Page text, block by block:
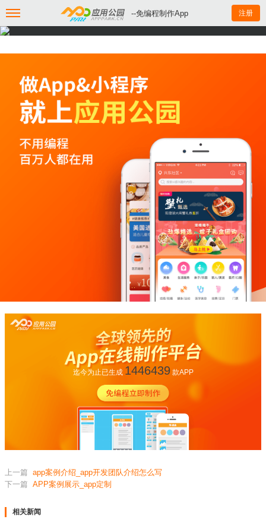
--免编程制作App 注册
迄今为止已生成 1446439款APP
上一篇 app案例介绍_app开发团队介绍怎么写
下一篇 APP案例展示_app定制
相关新闻